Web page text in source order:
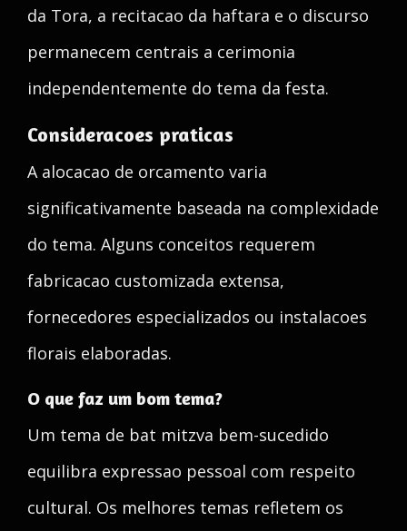
da Tora, a recitacao da haftara e o discurso
permanecem centrais a cerimonia
independentemente do tema da festa.
Consideracoes praticas
A alocacao de orcamento varia
significativamente baseada na complexidade
do tema. Alguns conceitos requerem
fabricacao customizada extensa,
fornecedores especializados ou instalacoes
florais elaboradas.
O que faz um bom tema?
Um tema de bat mitzva bem-sucedido
equilibra expressao pessoal com respeito
cultural. Os melhores temas refletem os